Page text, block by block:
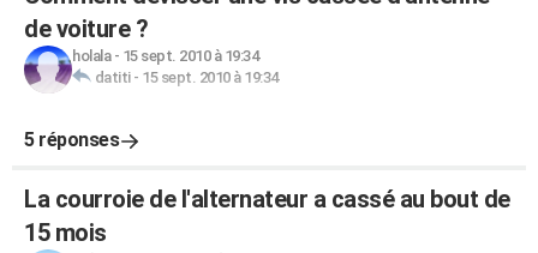
de voiture ?
holala- 15 sept. 2010 à 19:34
datiti- 15 sept. 2010 à 19:34
5 réponses
La courroie de l'alternateur a cassé au bout de
15 mois